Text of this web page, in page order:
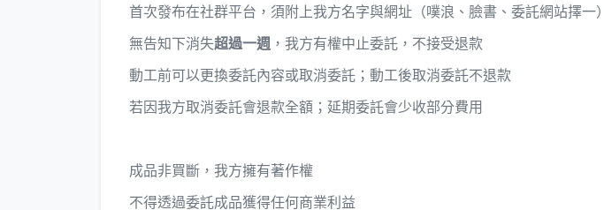
首次發布在社群平台，須附上我方名字與網址（噗浪、臉書、委託網站擇一）
無告知下消失超過一週 ，我方有權中止委託，不接受退款
動工前可以更換委託內容或取消委託；動工後取消委託不退款
若因我方取消委託會退款全額；延期委託會少收部分費用
成品非買斷，我方擁有著作權
不得透過委託成品獲得任何商業利益